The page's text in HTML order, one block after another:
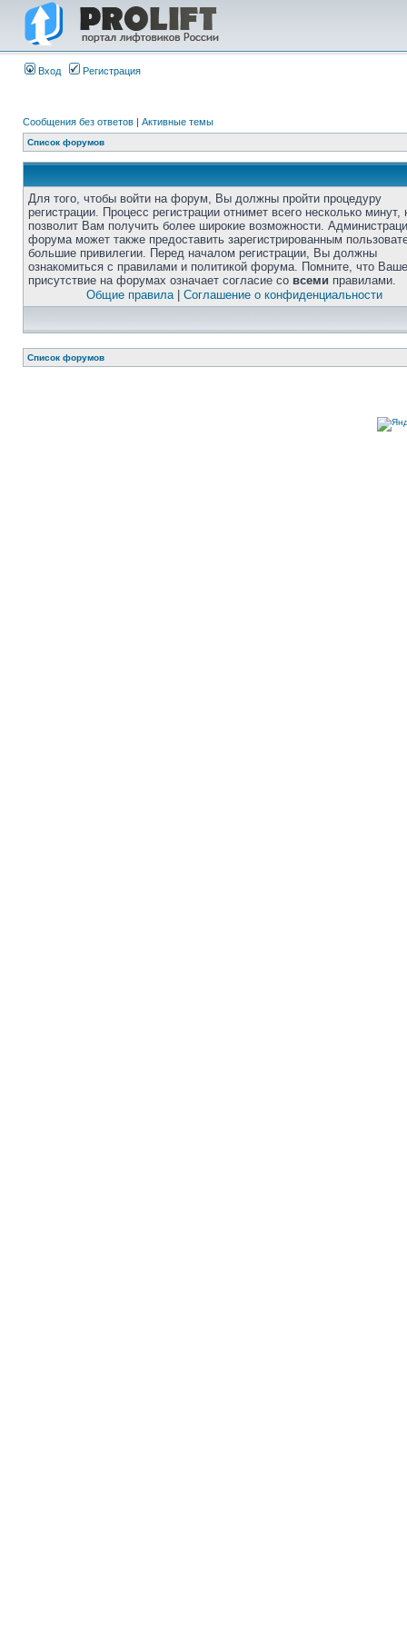
Вход Регистрация
Сообщения без ответов | Активные темы
Список форумов
Для того, чтобы войти на форум, Вы должны пройти процедуру
регистрации. Процесс регистрации отнимет всего несколько минут,
позволит Вам получить более широкие возможности.
форума может также предоставить зарегистрированным
большие привилегии. Перед началом регистрации, Вы должны
ознакомиться с правилами и политикой форума. Помните, что Ваше
присутствие на форумах означает согласие со всеми правилами.
Общие правила| Соглашение о конфиденциальности
Список форумов